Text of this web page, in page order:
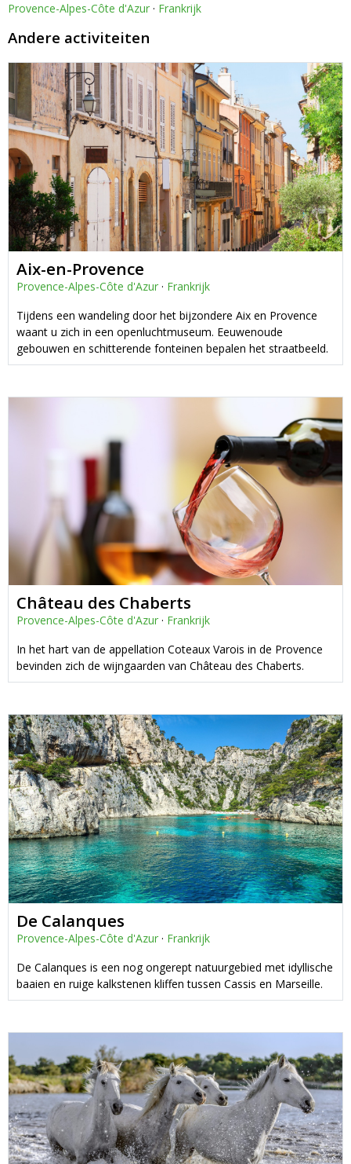
Provence-Alpes-Côte d'Azur · Frankrijk
Andere activiteiten
Aix-en-Provence
Provence-Alpes-Côte d'Azur · Frankrijk
Tijdens een wandeling door het bijzondere Aix en Provence
waant u zich in een openluchtmuseum. Eeuwenoude
gebouwen en schitterende fonteinen bepalen het straatbeeld.
Château des Chaberts
Provence-Alpes-Côte d'Azur · Frankrijk
In het hart van de appellation Coteaux Varois in de Provence
bevinden zich de wijngaarden van Château des Chaberts.
De Calanques
Provence-Alpes-Côte d'Azur · Frankrijk
De Calanques is een nog ongerept natuurgebied met idyllische
baaien en ruige kalkstenen kliffen tussen Cassis en Marseille.